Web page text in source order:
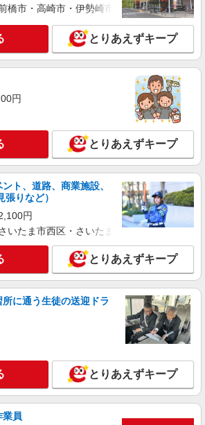
橋市・高崎市・伊勢崎市・太田市・館林市
とりあえずキープ
円
とりあえずキープ
ト、道路、商業施設、
りなど）
円
いたま市西区・さいたま市岩槻区・久喜市・
とりあえずキープ
に通う生徒の送迎ドラ
とりあえずキープ
業員